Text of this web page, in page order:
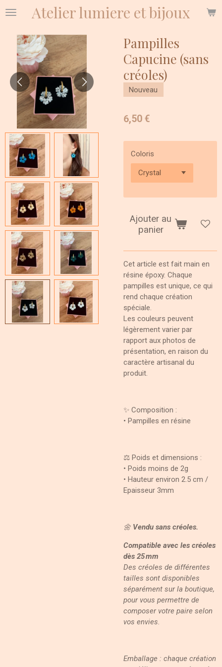
Passer
principal
Atelier lumiere et bijoux
Pampilles
Capucine (sans
créoles)
Nouveau
6,50 €
Coloris
Ajouter au
panier
Cet article est fait main en
résine époxy. Chaque
pampilles est unique, ce qui
rend chaque création
spéciale.
Les couleurs peuvent
légèrement varier par
rapport aux photos de
présentation, en raison du
caractère artisanal du
produit.
✨ Composition :
• Pampilles en résine
⚖️ Poids et dimensions :
• Poids moins de 2g
• Hauteur environ 2.5 cm /
Epaisseur 3mm
🌼 Vendu sans créoles.
Compatible avec les créoles
dès 25 mm
Des créoles de différentes
tailles sont disponibles
séparément sur la boutique,
pour vous permettre de
composer votre paire selon
vos envies.
Emballage : chaque création